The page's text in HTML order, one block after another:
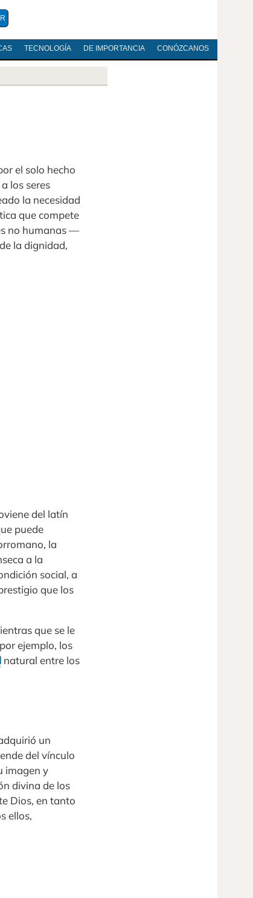
TECNOLOGÍA DE IMPORTANCIA CONÓZCANOS
el solo hecho
los seres
la necesidad
que compete
no humanas —
la dignidad,
del latín
puede
la
a la
social, a
que los
que se le
ejemplo, los
natural entre los
un
del vínculo
imagen y
divina de los
Dios, en tanto
ellos,